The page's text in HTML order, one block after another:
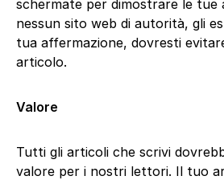
schermate per dimostrare le tue
nessun sito web di autorità, gli
tua affermazione, dovresti
articolo.
Valore
Tutti gli articoli che scrivi
valore per i nostri lettori. Il tuo